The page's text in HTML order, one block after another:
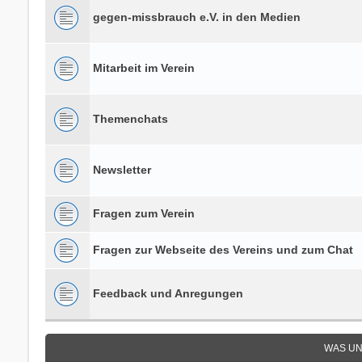
gegen-missbrauch e.V. in den Medien
Mitarbeit im Verein
Themenchats
Newsletter
Fragen zum Verein
Fragen zur Webseite des Vereins und zum Chat
Feedback und Anregungen
WAS